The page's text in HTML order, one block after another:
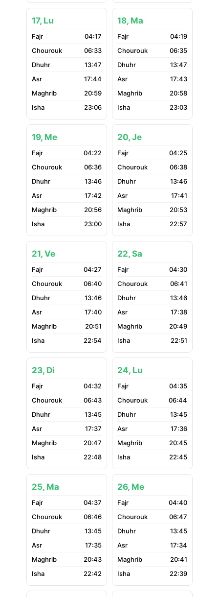
17, Lu
04:17
06:33
13:47
17:44
20:59
23:06
18, Ma
04:19
06:35
13:47
17:43
20:58
23:03
19, Me
04:22
06:36
13:46
17:42
20:56
23:00
20, Je
04:25
06:38
13:46
17:41
20:53
22:57
21, Ve
04:27
06:40
13:46
17:40
20:51
22:54
22, Sa
04:30
06:41
13:46
17:38
20:49
22:51
23, Di
04:32
06:43
13:45
17:37
20:47
22:48
24, Lu
04:35
06:44
13:45
17:36
20:45
22:45
25, Ma
04:37
06:46
13:45
17:35
20:43
22:42
26, Me
04:40
06:47
13:45
17:34
20:41
22:39